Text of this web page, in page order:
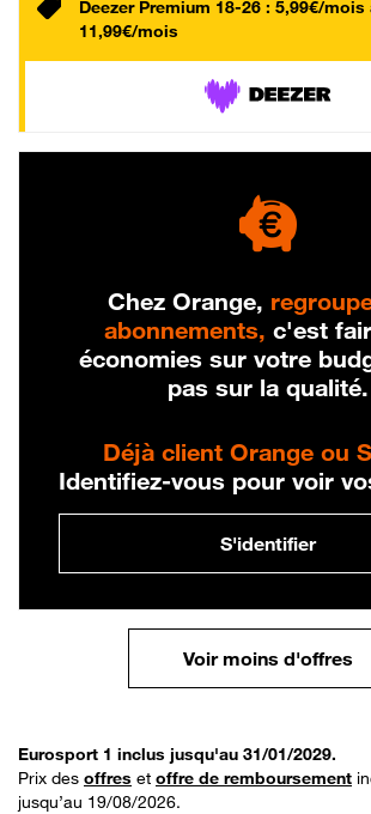
Deezer Premium 18-26 : 5,99€/mois
11,99€/mois
Chez Orange,
abonnements, c'est
économies sur votre
pas sur la qualité.
Déjà client Orange ou
Identifiez-vous pour voir
S'identifier
Voir moins d'offres
Eurosport 1 inclus jusqu'au 31/01/2029.
Prix des offres et offre de remboursement
jusqu’au 19/08/2026.